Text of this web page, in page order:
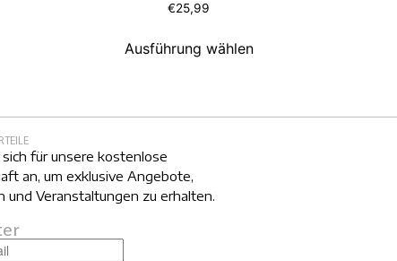
€25,99
Ausführung wählen
für unsere kostenlose
an, um exklusive Angebote,
und Veranstaltungen zu erhalten.